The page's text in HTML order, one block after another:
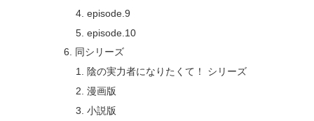
episode.9
episode.10
同シリーズ
陰の実力者になりたくて！ シリーズ
漫画版
小説版